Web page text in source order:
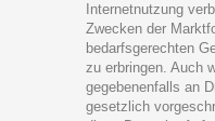
Internetnutzung
Zwecken der
bedarfsgerechten
zu erbringen. Auch
gegebenenfalls an
gesetzlich